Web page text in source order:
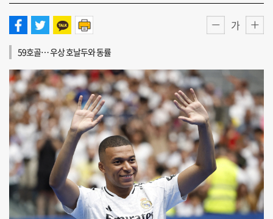
가
59호골… 우상 호날두와 동률